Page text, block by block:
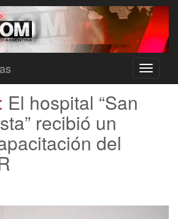
Toggle
El hospital “San
recibió un
del